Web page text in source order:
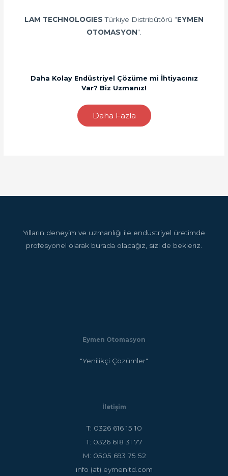
LAM TECHNOLOGIESTürkiye Distribütörü “EYMEN
OTOMASYON“.
Daha Kolay Endüstriyel Çözüme mi İhtiyacınız
Var? Biz Uzmanız!
Daha Fazla
Yılların deneyim ve uzmanlığı ile endüstriyel üretimde
profesyonel olarak burada olacağız, sizi de bekleriz.
Eymen Otomasyon
"Yenilikçi Çözümler"
İletişim
T: 0326 616 15 10
T: 0326 618 31 77
M: 0505 693 75 52
info (at) eymenltd.com